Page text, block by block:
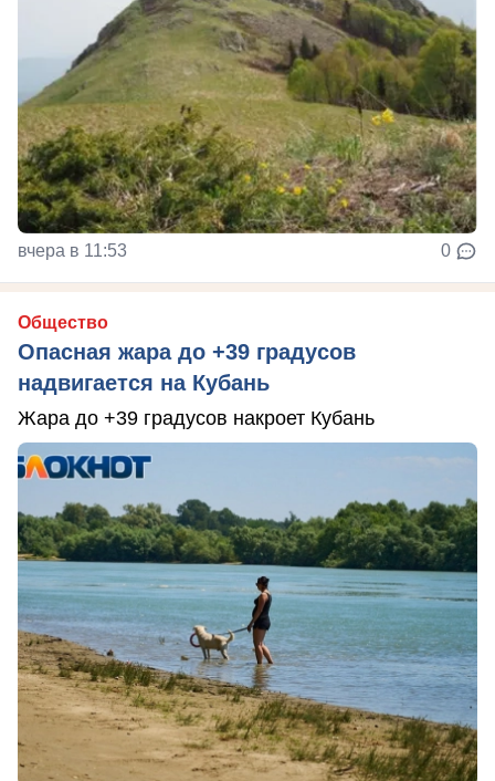
вчера в 11:53 0
Общество
Опасная жара до +39 градусов
надвигается на Кубань
Жара до +39 градусов накроет Кубань